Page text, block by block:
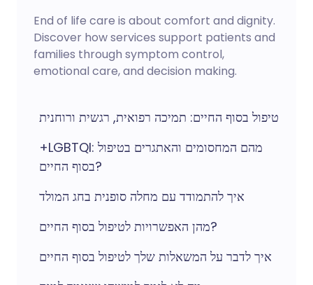
End of life care is about comfort and dignity.
Discover how services support patients and
families through symptom control,
emotional care, and decision making.
טיפול בסוף החיים: תמיכה רפואית, רגשית ורוחנית
+LGBTQI: מהם המחסומים והאתגרים בטיפול
בסוף החיים?
איך להתמודד עם מחלה סופנית בחג המולד
מהן האפשרויות לטיפול בסוף החיים?
איך לדבר על המשאלות שלך לטיפול בסוף החיים